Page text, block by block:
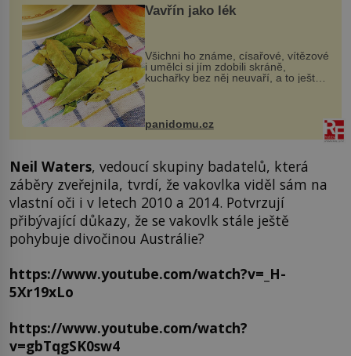
Vavřín jako lék
Všichni ho známe, císařové, vítězové
i umělci si jím zdobili skráně,
kuchařky bez něj neuvaří, a to ještě
nevíte, že bobkový list může výrazně
zmírnit některé naše neduhy.
Obsahuje v malém množství ně...
panidomu.cz
Neil Waters, vedoucí skupiny badatelů, která
záběry zveřejnila, tvrdí, že vakovlka viděl sám na
vlastní oči i v letech 2010 a 2014. Potvrzují
přibývající důkazy, že se vakovlk stále ještě
pohybuje divočinou Austrálie?
https://www.youtube.com/watch?v=_H-
5Xr19xLo
https://www.youtube.com/watch?
v=gbTqgSK0sw4